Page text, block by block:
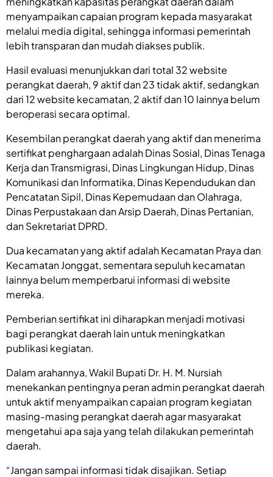
menyampaikan capaian program kepada masyarakat
melalui media digital, sehingga informasi pemerintah
lebih transparan dan mudah diakses publik.
Hasil evaluasi menunjukkan dari total 32 website
perangkat daerah, 9 aktif dan 23 tidak aktif, sedangkan
dari 12 website kecamatan, 2 aktif dan 10 lainnya belum
beroperasi secara optimal.
Kesembilan perangkat daerah yang aktif dan menerima
sertifikat penghargaan adalah Dinas Sosial, Dinas Tenaga
Kerja dan Transmigrasi, Dinas Lingkungan Hidup, Dinas
Komunikasi dan Informatika, Dinas Kependudukan dan
Pencatatan Sipil, Dinas Kepemudaan dan Olahraga,
Dinas Perpustakaan dan Arsip Daerah, Dinas Pertanian,
dan Sekretariat DPRD.
Dua kecamatan yang aktif adalah Kecamatan Praya dan
Kecamatan Jonggat, sementara sepuluh kecamatan
lainnya belum memperbarui informasi di website
mereka.
Pemberian sertifikat ini diharapkan menjadi motivasi
bagi perangkat daerah lain untuk meningkatkan
publikasi kegiatan.
Dalam arahannya, Wakil Bupati Dr. H. M. Nursiah
menekankan pentingnya peran admin perangkat daerah
untuk aktif menyampaikan capaian program kegiatan
masing-masing perangkat daerah agar masyarakat
mengetahui apa saja yang telah dilakukan pemerintah
daerah.
“Jangan sampai informasi tidak disajikan. Setiap